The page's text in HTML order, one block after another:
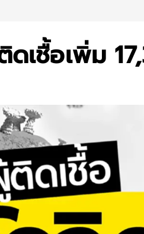
เชื้อเพิ่ม